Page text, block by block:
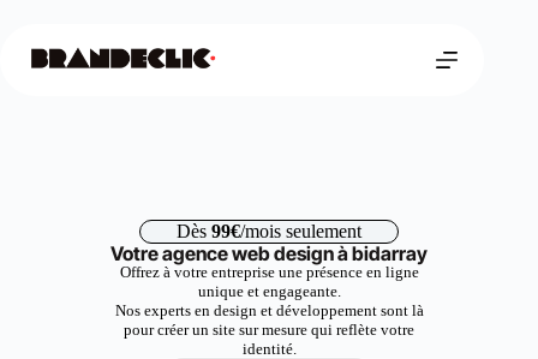
Dès 99€/mois seulement
Votre agence web design à bidarray
Offrez à votre entreprise une présence en ligne
unique et engageante.
Nos experts en design et développement sont là
pour créer un site sur mesure qui reflète votre
identité.